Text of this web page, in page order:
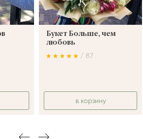
Букет Больше, чем
любовь
/ 87
в корзину